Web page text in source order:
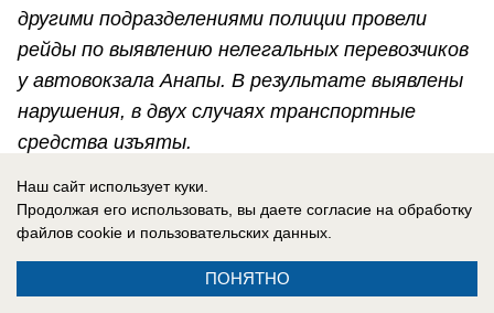
другими подразделениями полиции провели
рейды по выявлению нелегальных перевозчиков
у автовокзала Анапы. В результате выявлены
нарушения, в двух случаях транспортные
средства изъяты.
Наш сайт использует куки.
Продолжая его использовать, вы даете согласие на обработку
файлов cookie и пользовательских данных.
ПОНЯТНО